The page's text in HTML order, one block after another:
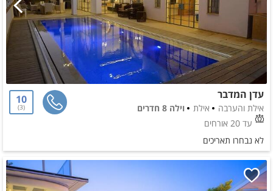
עדן המדבר
אילת והערבה אילת
וילה 8 חדרים
עד 20 אורחים
10
3
לא נבחרו תאריכים